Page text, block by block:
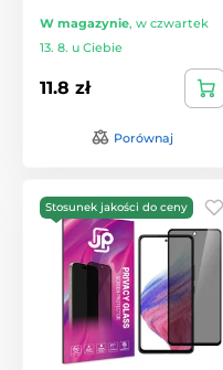
W magazynie, w czwartek
13. 8. u Ciebie
11.8 zł
Porównaj
Stosunek jakości do ceny